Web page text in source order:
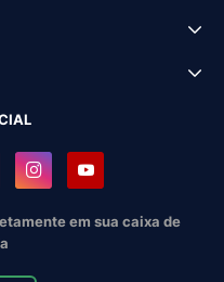
em sua caixa de